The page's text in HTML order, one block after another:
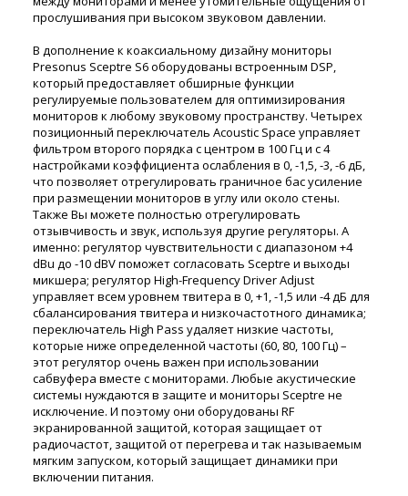
прослушивания при высоком звуковом давлении.
В дополнение к коаксиальному дизайну мониторы
Presonus Sceptre S6 оборудованы встроенным DSP,
который предоставляет обширные функции
регулируемые пользователем для оптимизирования
мониторов к любому звуковому пространству. Четырех
позиционный переключатель Acoustic Space управляет
фильтром второго порядка с центром в 100 Гц и с 4
настройками коэффициента ослабления в 0, -1,5, -3, -6 дБ,
что позволяет отрегулировать граничное бас усиление
при размещении мониторов в углу или около стены.
Также Вы можете полностью отрегулировать
отзывчивость и звук, используя другие регуляторы. А
именно: регулятор чувствительности с диапазоном +4
dBu до -10 dBV поможет согласовать Sceptre и выходы
микшера; регулятор High-Frequency Driver Adjust
управляет всем уровнем твитера в 0, +1, -1,5 или -4 дБ для
сбалансирования твитера и низкочастотного динамика;
переключатель High Pass удаляет низкие частоты,
которые ниже определенной частоты (60, 80, 100 Гц) –
этот регулятор очень важен при использовании
сабвуфера вместе с мониторами. Любые акустические
системы нуждаются в защите и мониторы Sceptre не
исключение. И поэтому они оборудованы RF
экранированной защитой, которая защищает от
радиочастот, защитой от перегрева и так называемым
мягким запуском, который защищает динамики при
включении питания.